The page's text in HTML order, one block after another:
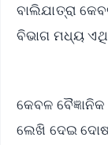
ବାଲିଯାତ୍ରା
ବିଭାଗ ମଧ୍ୟ
କେବଳ
ଲେଖି ଦେଇ ଦୋଷ